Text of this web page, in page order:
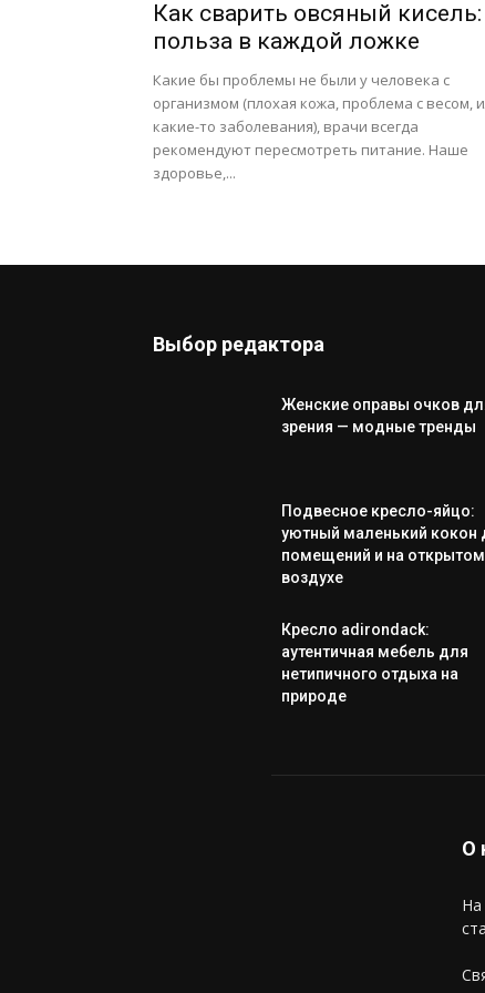
Как сварить овсяный кисель:
польза в каждой ложке
Какие бы проблемы не были у человека с
организмом (плохая кожа, проблема с весом,
какие-то заболевания), врачи всегда
рекомендуют пересмотреть питание. Наше
здоровье,...
Выбор редактора
Женские оправы очков
зрения — модные тренды
Подвесное кресло-яйцо:
уютный маленький кокон
помещений и на открытом
воздухе
Кресло adirondack:
аутентичная мебель для
нетипичного отдыха на
природе
О
На